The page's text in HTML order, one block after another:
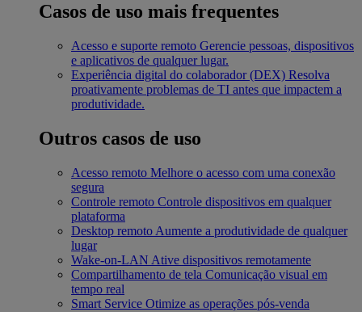
Casos de uso mais frequentes
Acesso e suporte remoto Gerencie pessoas, dispositivos
e aplicativos de qualquer lugar.
Experiência digital do colaborador (DEX) Resolva
proativamente problemas de TI antes que impactem a
produtividade.
Outros casos de uso
Acesso remoto Melhore o acesso com uma conexão
segura
Controle remoto Controle dispositivos em qualquer
plataforma
Desktop remoto Aumente a produtividade de qualquer
lugar
Wake-on-LAN Ative dispositivos remotamente
Compartilhamento de tela Comunicação visual em
tempo real
Smart Service Otimize as operações pós-venda